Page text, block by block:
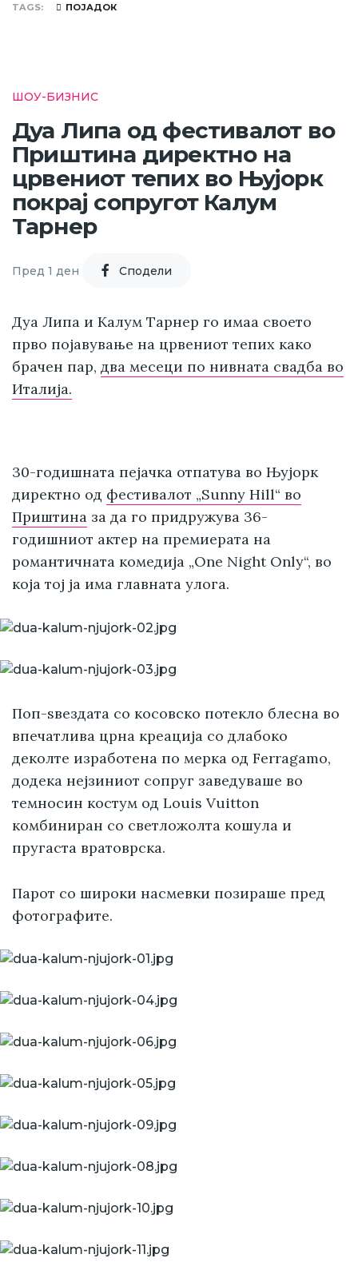
TAGS ПОЈАДОК
ШОУ-БИЗНИС
Дуа Липа од фестивалот во
Приштина директно на
црвениот тепих во Њујорк
покрај сопругот Калум
Тарнер
Пред 1 ден Cподели
Дуа Липа и Калум Тарнер го имаа своето
прво појавување на црвениот тепих како
брачен пар, два месеци по нивната свадба во
Италија.
30-годишната пејачка отпатува во Њујорк
директно од фестивалот „Sunny Hill“ во
Приштина за да го придружува 36-
годишниот актер на премиерата на
романтичната комедија „One Night Only“, во
која тој ја има главната улога.
Поп-ѕвездата со косовско потекло блесна во
впечатлива црна креација со длабоко
деколте изработена по мерка од Ferragamo,
додека нејзиниот сопруг заведуваше во
темносин костум од Louis Vuitton
комбиниран со светложолта кошула и
пругаста вратоврска.
Парот со широки насмевки позираше пред
фотографите.